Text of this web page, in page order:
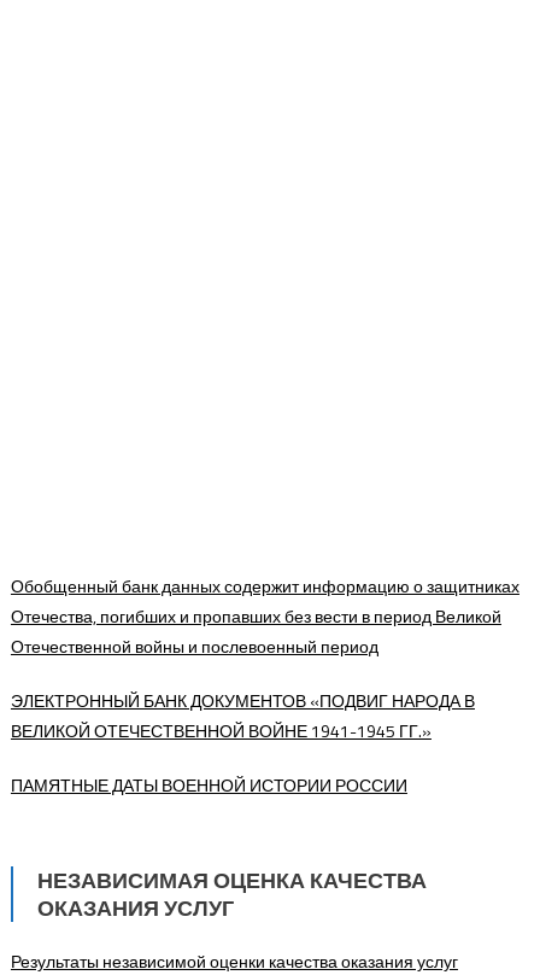
Обобщенный банк данных содержит информацию о защитниках
Отечества, погибших и пропавших без вести в период Великой
Отечественной войны и послевоенный период
ЭЛЕКТРОННЫЙ БАНК ДОКУМЕНТОВ «ПОДВИГ НАРОДА В
ВЕЛИКОЙ ОТЕЧЕСТВЕННОЙ ВОЙНЕ 1941-1945 ГГ.»
ПАМЯТНЫЕ ДАТЫ ВОЕННОЙ ИСТОРИИ РОССИИ
НЕЗАВИСИМАЯ ОЦЕНКА КАЧЕСТВА
ОКАЗАНИЯ УСЛУГ
Результаты независимой оценки качества оказания услуг